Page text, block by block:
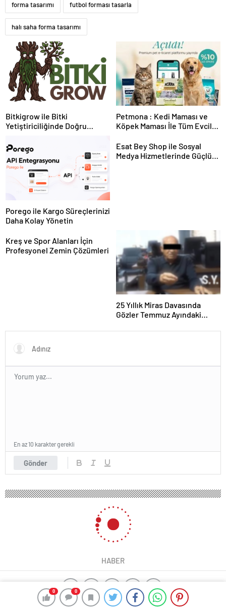
0 0
forma tasarımı futbol forması tasarla
halı saha forma tasarımı
Bitkigrow ile Bitki
Yetiştiriciliğinde Doğru
Petmona : Kedi Maması ve
Köpek Maması İle Tüm Evcil
Porego ile Kargo Süreçlerinizi
Daha Kolay Yönetin
Esat Bey Shop ile Sosyal
Medya Hizmetlerinde Güçlü
Kreş ve Spor Alanları İçin
Profesyonel Zemin Çözümleri
25 Yıllık Miras Davasında
Gözler Temmuz Ayındaki
Gönder
En az 10 karakter gerekli
HABER